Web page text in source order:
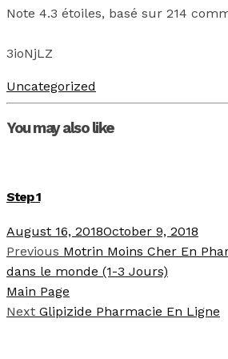
Note 4.3 étoiles, basé sur 214
3ioNjLZ
Uncategorized
You may also like
Step 1
August 16, 2018October 9, 2018
Previous Motrin Moins Cher En
dans le monde (1-3 Jours)
Main Page
Next Glipizide Pharmacie En Ligne